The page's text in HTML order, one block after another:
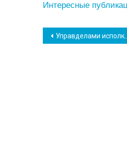
Интересные
Навігація
Управделами исполкома рассказала о системе оповещения в Южном